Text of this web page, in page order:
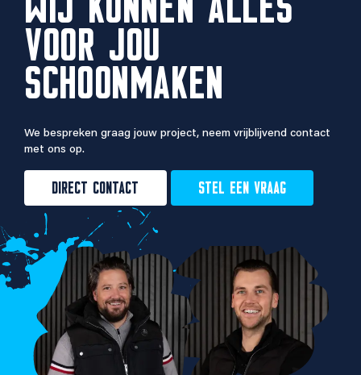
VOOR JOU
SCHOONMAKEN
We bespreken graag jouw project, neem vrijblijvend contact
met ons op.
DIRECT CONTACT STEL EEN VRAAG